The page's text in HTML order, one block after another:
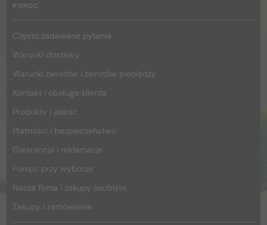
POMOC
Często zadawane pytania
Warunki dostawy
Warunki zwrotów i zwrotów pieniędzy
Kontakt i obsługa klienta
Produkty i jakość
Płatności i bezpieczeństwo
Gwarancja i reklamacje
Pomoc przy wyborze
Nasza firma i zakupy osobiste
Zakupy i zamówienia